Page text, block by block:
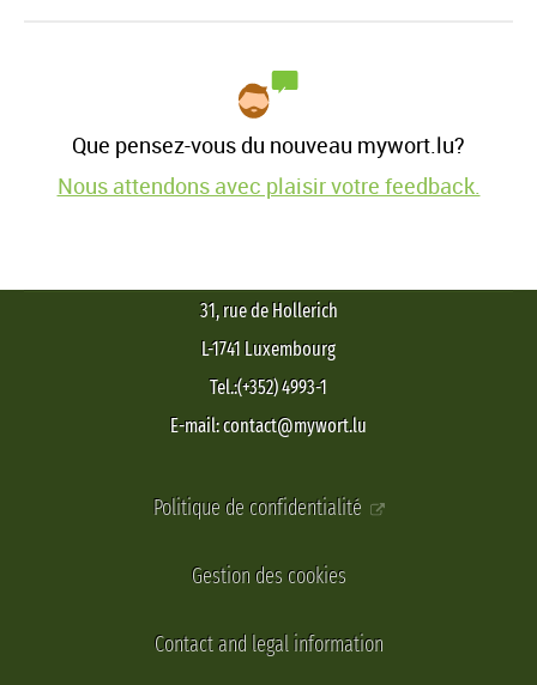
Que pensez-vous du nouveau mywort.lu?
Nous attendons avec plaisir votre feedback.
31, rue de Hollerich
L-1741 Luxembourg
Tel.:(+352) 4993-1
E-mail: contact@mywort.lu
Politique de confidentialité
Gestion des cookies
Contact and legal information